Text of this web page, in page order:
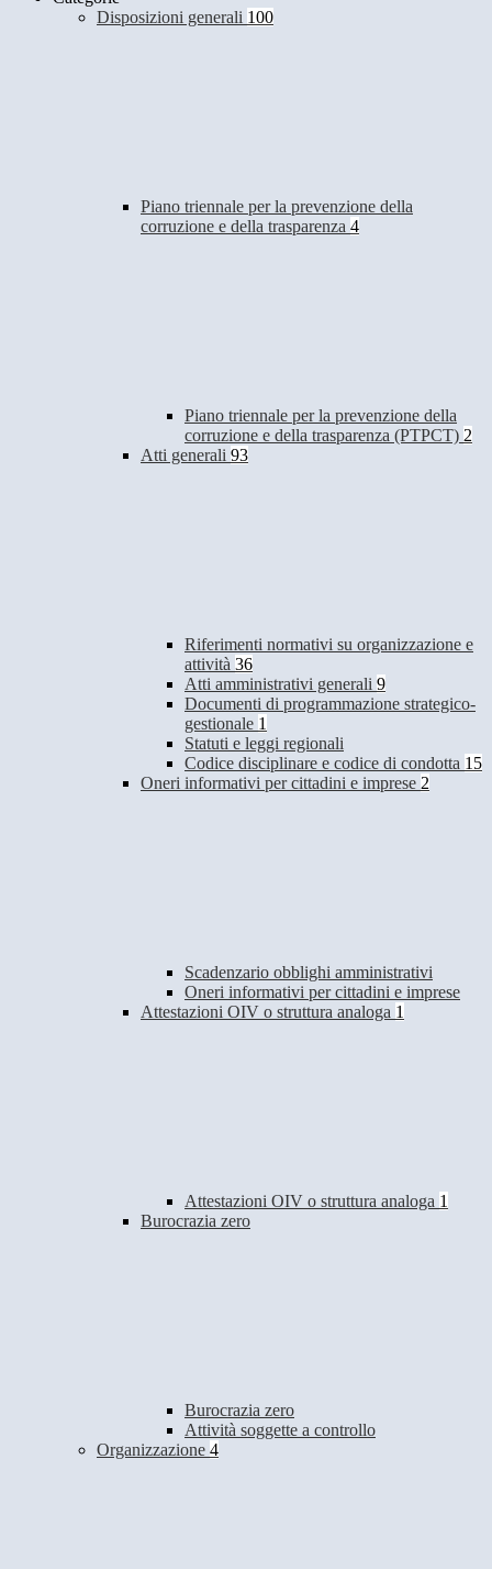
Disposizioni generali 100
Piano triennale per la prevenzione della
corruzione e della trasparenza 4
Piano triennale per la prevenzione della
corruzione e della trasparenza (PTPCT) 2
Atti generali 93
Riferimenti normativi su organizzazione e
attività 36
Atti amministrativi generali 9
Documenti di programmazione strategico-
gestionale 1
Statuti e leggi regionali
Codice disciplinare e codice di condotta 15
Oneri informativi per cittadini e imprese 2
Scadenzario obblighi amministrativi
Oneri informativi per cittadini e imprese
Attestazioni OIV o struttura analoga 1
Attestazioni OIV o struttura analoga 1
Burocrazia zero
Burocrazia zero
Attività soggette a controllo
Organizzazione 4